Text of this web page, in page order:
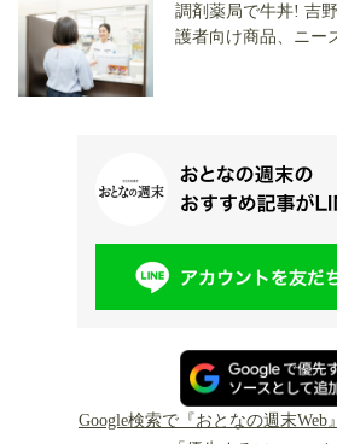
調剤薬局で牛丼! 吉
護者向け商品、ニー
Google検索で『おとなの週末Web